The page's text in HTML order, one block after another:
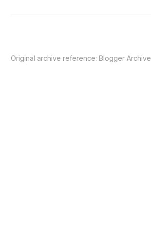
Original archive reference:Blogger Archive